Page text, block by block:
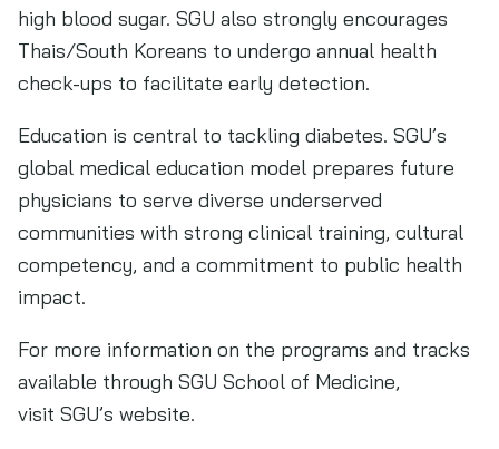
high blood sugar. SGU also strongly encourages
Thais/South Koreans to undergo annual health
check-ups to facilitate early detection.
Education is central to tackling diabetes. SGU’s
global medical education model prepares future
physicians to serve diverse underserved
communities with strong clinical training, cultural
competency, and a commitment to public health
impact.
For more information on the programs and tracks
available through SGU School of Medicine,
visit SGU’s website.